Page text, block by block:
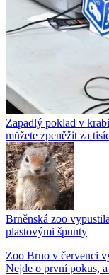
Zapadlý poklad v
můžete zpeněžit za
Brněnská zoo
plastovými špunty
Zoo Brno v červenci
Nejde o první pokus,